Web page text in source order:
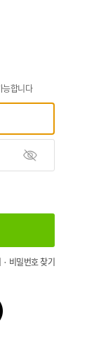
능합니다
· 비밀번호 찾기